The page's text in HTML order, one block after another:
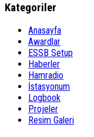
Kategoriler
Anasayfa
Awardlar
ESSB Setup
Haberler
Hamradio
İstasyonum
Logbook
Projeler
Resim Galeri